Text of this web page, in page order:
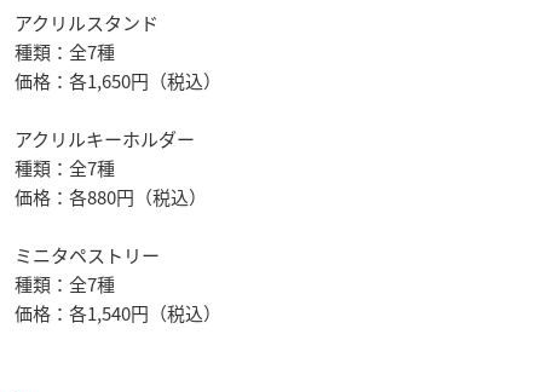
アクリルスタンド
種類：全7種
価格：各1,650円（税込）
アクリルキーホルダー
種類：全7種
価格：各880円（税込）
ミニタペストリー
種類：全7種
価格：各1,540円（税込）